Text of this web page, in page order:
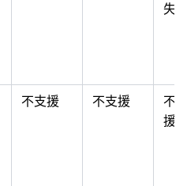
失
不支援 不支援
不
援